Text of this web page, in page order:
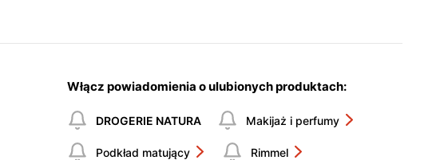
Włącz powiadomienia o ulubionych produktach:
DROGERIE NATURA Makijaż i perfumy
Podkład matujący Rimmel